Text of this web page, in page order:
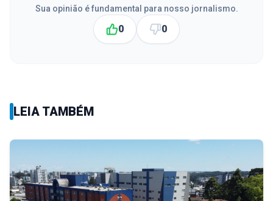
Sua opinião é fundamental para nosso jornalismo.
0 0
LEIA TAMBÉM